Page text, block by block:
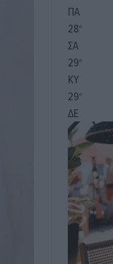
ΠΑ
28°
ΣΑ
29°
ΚΥ
29°
ΔΕ